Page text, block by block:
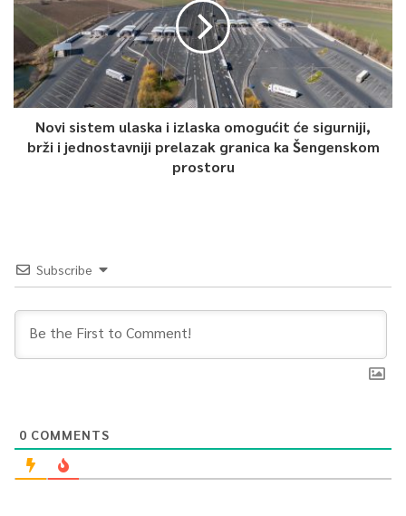
Novi sistem ulaska i izlaska omogućit će sigurniji,
brži i jednostavniji prelazak granica ka Šengenskom
prostoru
Subscribe
0 COMMENTS